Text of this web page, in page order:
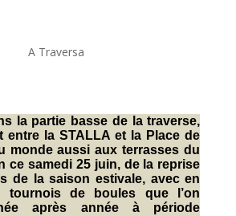
A Traversa
la partie basse de la traverse,
entre la STALLA et la Place de
monde aussi aux terrasses du
ce samedi 25 juin, de la reprise
de la saison estivale, avec en
tournois de boules que l’on
après année à période